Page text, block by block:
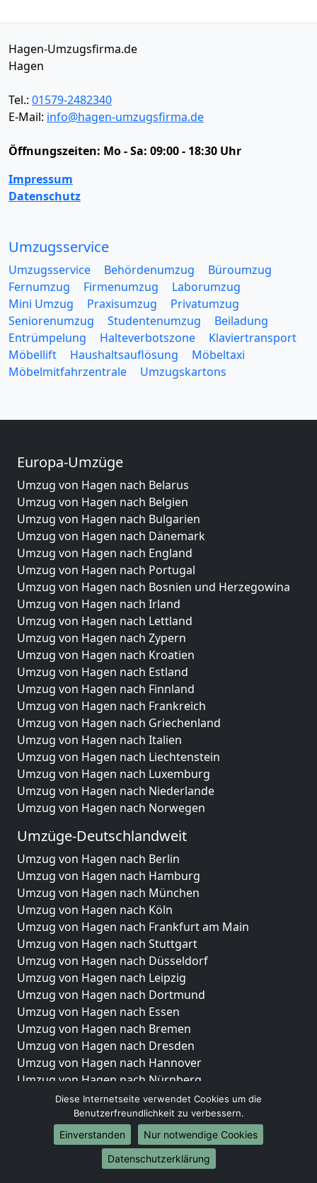
Hagen-Umzugsfirma.de
Hagen
Tel.: 01579-2482340
E-Mail: info@hagen-umzugsfirma.de
Öffnungszeiten: Mo - Sa: 09:00 - 18:30 Uhr
Impressum
Datenschutz
Umzugsservice
Umzugsservice Behördenumzug
Büroumzug
Fernumzug
Firmenumzug
Laborumzug
Mini Umzug
Praxisumzug
Privatumzug
Seniorenumzug
Studentenumzug
Beiladung
Entrümpelung
Halteverbotszone
Klaviertransport
Möbellift
Haushaltsauflösung
Möbeltaxi
Möbelmitfahrzentrale
Umzugskartons
Europa-Umzüge
Umzug von Hagen nach Belarus
Umzug von Hagen nach Belgien
Umzug von Hagen nach Bulgarien
Umzug von Hagen nach Dänemark
Umzug von Hagen nach England
Umzug von Hagen nach Portugal
Umzug von Hagen nach Bosnien und Herzegowina
Umzug von Hagen nach Irland
Umzug von Hagen nach Lettland
Umzug von Hagen nach Zypern
Umzug von Hagen nach Kroatien
Umzug von Hagen nach Estland
Umzug von Hagen nach Finnland
Umzug von Hagen nach Frankreich
Umzug von Hagen nach Griechenland
Umzug von Hagen nach Italien
Umzug von Hagen nach Liechtenstein
Umzug von Hagen nach Luxemburg
Umzug von Hagen nach Niederlande
Umzug von Hagen nach Norwegen
Umzüge-Deutschlandweit
Umzug von Hagen nach Berlin
Umzug von Hagen nach Hamburg
Umzug von Hagen nach München
Umzug von Hagen nach Köln
Umzug von Hagen nach Frankfurt am Main
Umzug von Hagen nach Stuttgart
Umzug von Hagen nach Düsseldorf
Umzug von Hagen nach Leipzig
Umzug von Hagen nach Dortmund
Umzug von Hagen nach Essen
Umzug von Hagen nach Bremen
Umzug von Hagen nach Dresden
Umzug von Hagen nach Hannover
Umzug von Hagen nach Nürnberg
Umzug von Hagen nach Duisburg
Umzug von Hagen nach Bochum
Umzug von Hagen nach Wuppertal
Umzug von Hagen nach Bielefeld
Umzug von Hagen nach Bonn
Diese Internetseite verwendet Cookies um die
Benutzerfreundlichkeit zu verbessern.
Einverstanden
Nur notwendige Cookies
Datenschutzerklärung